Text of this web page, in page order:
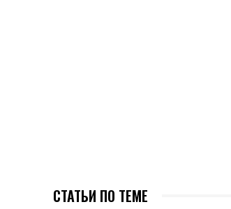
СТАТЬИ ПО ТЕМЕ